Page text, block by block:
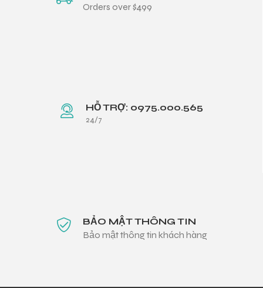
Orders over $499
HỖ TRỢ: 0975.000.565
24/7
BẢO MẬT THÔNG TIN
Bảo mật thông tin khách hàng